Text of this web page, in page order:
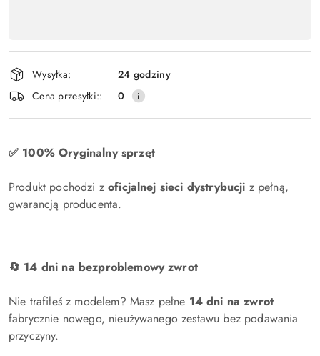
,
płatność
i
dostawa
Wysyłka:
24 godziny
Cena przesyłki::
0
✅ 100% Oryginalny sprzęt
Produkt pochodzi zoficjalnej sieci dystrybucji z pełną,
gwarancją producenta.
🔄 14 dni na bezproblemowy zwrot
Nie trafiłeś z modelem? Masz pełne 14 dni na zwrot
fabrycznie nowego, nieużywanego zestawu bez podawania
przyczyny.